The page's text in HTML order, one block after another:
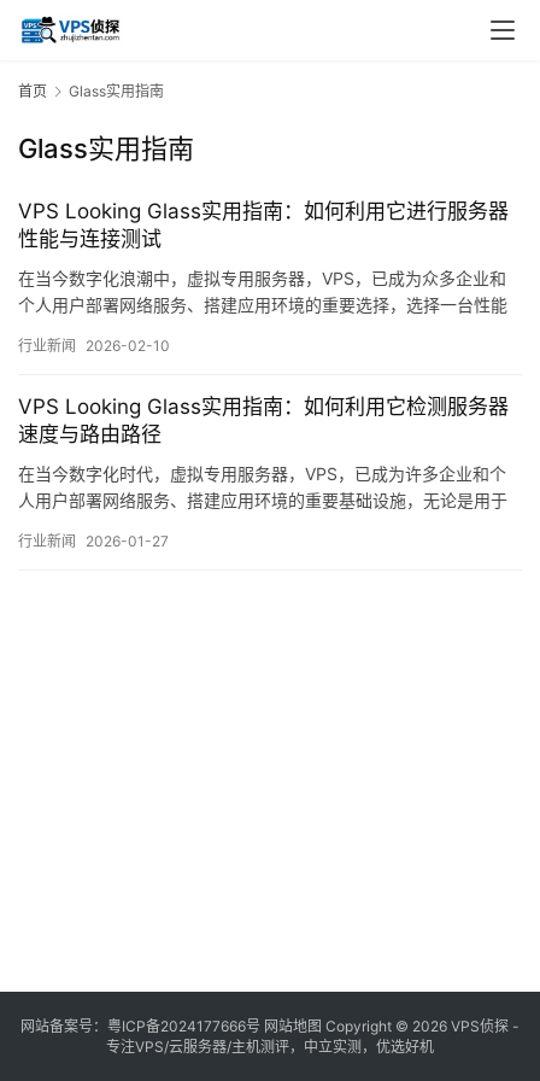
首页 Glass实用指南
Glass实用指南
VPS Looking Glass实用指南：如何利用它进行服务器
性能与连接测试
在当今数字化浪潮中，虚拟专用服务器，VPS，已成为众多企业和
个人用户部署网络服务、搭建应用环境的重要选择，选择一台性能
实际体验可能存在差距的情况下，此时，一个常被提及但未必被充
——便显得尤为重要…。
行业新闻 2026-02-10
VPS Looking Glass实用指南：如何利用它检测服务器
速度与路由路径
在当今数字化时代，虚拟专用服务器，VPS，已成为许多企业和个
人用户部署网络服务、搭建应用环境的重要基础设施，无论是用于
VPS的性能表现直接关系到用户体验和业务效率，选择或使用VPS
行业新闻 2026-01-27
网站备案号： 粤ICP备2024177666号 网站地图 Copyright © 2026 VPS侦探 -
专注VPS/云服务器/主机测评，中立实测，优选好机